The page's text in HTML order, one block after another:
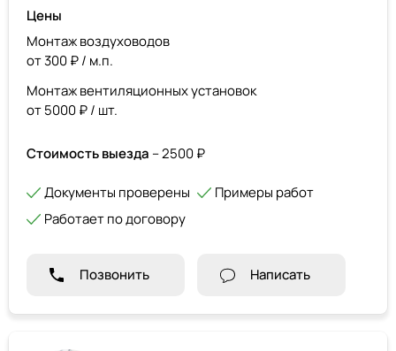
Цены
Монтаж воздуховодов
от 300 ₽ / м.п.
Монтаж вентиляционных установок
от 5000 ₽ / шт.
Стоимость выезда – 2500 ₽
Документы проверены
Примеры работ
Работает по договору
Позвонить Написать